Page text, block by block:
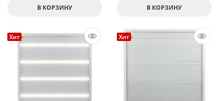
В КОРЗИНУ В КОРЗИНУ
Хит Хит